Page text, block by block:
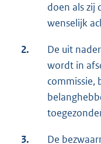
doen als zij
wenselijk
2.
De uit
wordt in
commissie,
3. De